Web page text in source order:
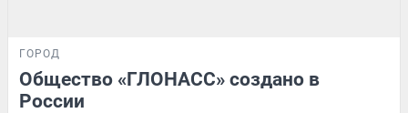
ГОРОД
Общество «ГЛОНАСС» создано в
России